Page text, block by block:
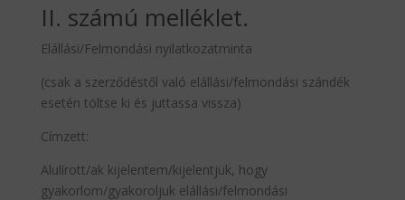
II. számú melléklet.
Elállási/Felmondási nyilatkozatminta
(csak a szerződéstől való elállási/felmondási szándék
esetén töltse ki és juttassa vissza)
Címzett:
Alulírott/ak kijelentem/kijelentjük, hogy
gyakorlom/gyakoroljuk elállási/felmondási